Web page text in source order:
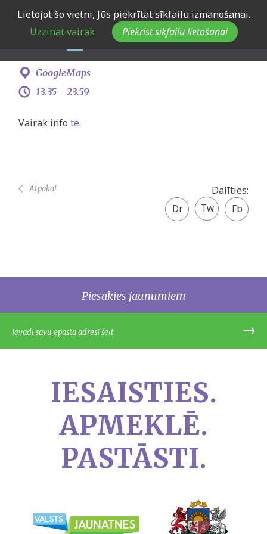
Lietojot šo vietni, Jūs piekrītat sīkfailu izmanošanai.
Uzzināt vairāk
Piekrist sīkfailu lietošanai
Konkurss jaunatnes NVO
GoogleMaps
12. februāris -
13.35 - 23.59
Vairāk info te.
Dalīties:
Facebook
share
Twitter
Atpakaļ
Piesakies jaunumiem
IESAISTIES.
APMEKLĒ.
PASTĀSTI.